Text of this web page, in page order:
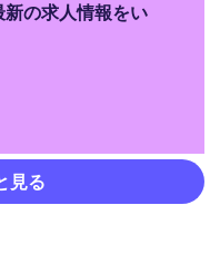
の求人情報をい
見る